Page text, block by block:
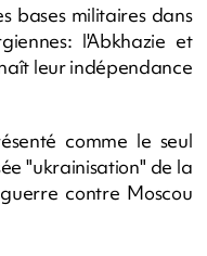
bases militaires dans
l'Abkhazie et
leur indépendance
comme le seul
"ukrainisation" de la
contre Moscou